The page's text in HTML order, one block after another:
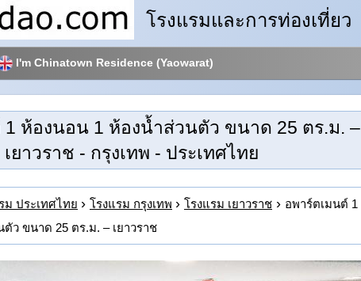
โรงแรมและการท่องเที่ยว
I'm Chinatown Residence (Yaowarat)
1 ห้องนอน 1 ห้องน้ำส่วนตัว ขนาด 25 ตร.ม. –
เยาวราช - กรุงเทพ - ประเทศไทย
ม ประเทศไทย โรงแรม กรุงเทพ โรงแรม เยาวราช
อพาร์ตเมนต์ 1
ว ขนาด 25 ตร.ม. – เยาวราช